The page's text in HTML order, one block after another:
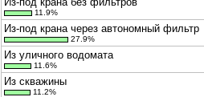
11.9%
Из-под крана через автономный фильтр
27.9%
Из уличного водомата
11.6%
Из скважины
11.2%